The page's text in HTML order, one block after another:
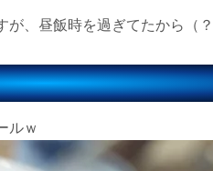
、昼飯時を過ぎてたから（
ルｗ